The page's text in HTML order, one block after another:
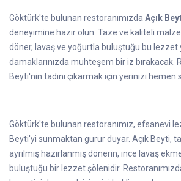
Göktürk'te bulunan restoranımızda Açık
deneyimine hazır olun. Taze ve kaliteli
döner, lavaş ve yoğurtla buluştuğu bu lezzet
damaklarınızda muhteşem bir iz bırakacak.
Beyti'nin tadını çıkarmak için yerinizi hemen
Göktürk'te bulunan restoranımız, efsanevi
Beyti'yi sunmaktan gurur duyar. Açık Beyti,
ayrılmış hazırlanmış dönerin, ince lavaş
buluştuğu bir lezzet şölenidir.